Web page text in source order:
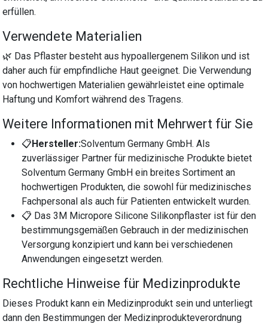
erfüllen.
Verwendete Materialien
🌿 Das Pflaster besteht aus hypoallergenem Silikon und ist
daher auch für empfindliche Haut geeignet. Die Verwendung
von hochwertigen Materialien gewährleistet eine optimale
Haftung und Komfort während des Tragens.
Weitere Informationen mit Mehrwert für Sie
📋Hersteller:Solventum Germany GmbH. Als
zuverlässiger Partner für medizinische Produkte bietet
Solventum Germany GmbH ein breites Sortiment an
hochwertigen Produkten, die sowohl für medizinisches
Fachpersonal als auch für Patienten entwickelt wurden.
📋 Das 3M Micropore Silicone Silikonpflaster ist für den
bestimmungsgemäßen Gebrauch in der medizinischen
Versorgung konzipiert und kann bei verschiedenen
Anwendungen eingesetzt werden.
Rechtliche Hinweise für Medizinprodukte
Dieses Produkt kann ein Medizinprodukt sein und unterliegt
dann den Bestimmungen der Medizinprodukteverordnung